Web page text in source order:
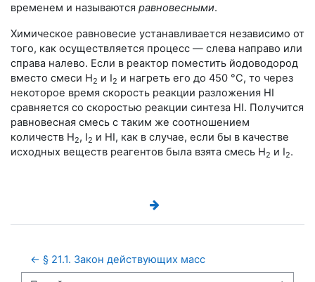
временем и называются равновесными.
Химическое равновесие устанавливается независимо от
того, как осуществляется процесс — слева направо или
справа налево. Если в реактор поместить йодоводород
вместо смеси H2 и I2 и нагреть его до 450 °С, то через
некоторое время скорость реакции разложения HI
сравняется со скоростью реакции синтеза HI. Получится
равновесная смесь с таким же соотношением
количеств H2, I2 и HI, как в случае, если бы в качестве
исходных веществ реагентов была взята смесь H2 и I2.
← § 21.1. Закон действующих масс